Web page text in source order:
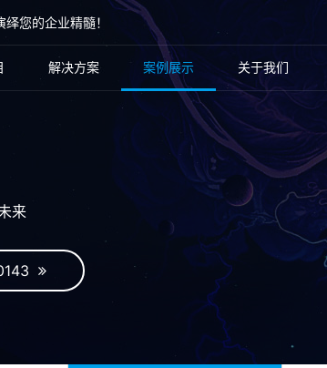
绎您的企业精髓！
解决方案 案例展示 关于我们
来